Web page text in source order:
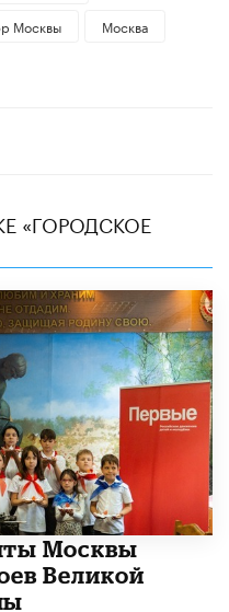
Москвы
Москва
«ГОРОДСКОЕ
Москвы
Великой